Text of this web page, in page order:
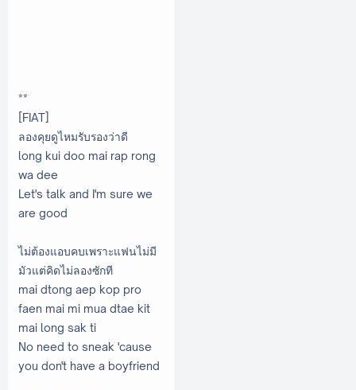
**
[FIAT]
ลองคุยดูไหมรับรองว่าดี
long kui doo mai rap rong
wa dee
Let's talk and I'm sure we
are good
ไม่ต้องแอบคบเพราะแฟนไม่มี
มัวแต่คิดไม่ลองซักที
mai dtong aep kop pro
faen mai mi mua dtae kit
mai long sak ti
No need to sneak 'cause
you don't have a boyfriend